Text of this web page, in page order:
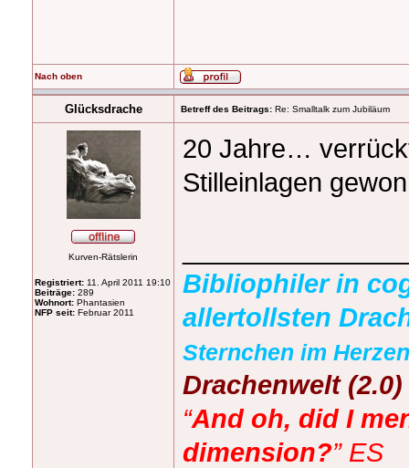
Nach oben
Glücksdrache Betreff des Beitrags: Re: Smalltalk zum Jubiläum
Kurven-Rätslerin
Registriert: 11. April 2011 19:10
Beiträge: 289
Wohnort: Phantasien
NFP seit: Februar 2011
20 Jahre…
Stilleinlagen
Bibliophiler in
allertollsten
Sternchen im
Drachenwelt (2.0)
“And oh, did I
dimension?” ES